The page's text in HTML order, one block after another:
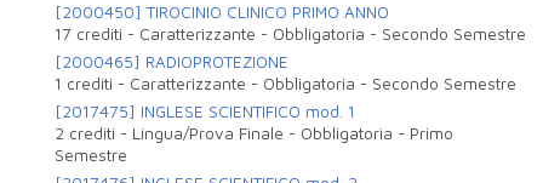
[2000450] TIROCINIO CLINICO PRIMO ANNO
17 crediti - Caratterizzante - Obbligatoria - Secondo Semestre
[2000465] RADIOPROTEZIONE
1 crediti - Caratterizzante - Obbligatoria - Secondo Semestre
[2017475] INGLESE SCIENTIFICO mod. 1
2 crediti - Lingua/Prova Finale - Obbligatoria - Primo
Semestre